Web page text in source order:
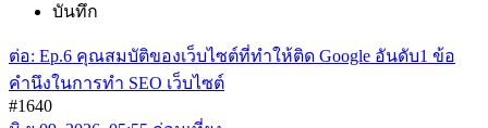
บันทึก
ต่อ: Ep.6 คุณสมบัติของเว็บไซต์ที่ทำให้ติด Google อันดับ1 ข้อ
คำนึงในการทำ SEO เว็บไซต์
#1640